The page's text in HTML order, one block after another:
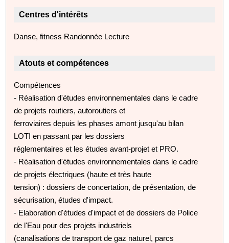
Centres d'intérêts
Danse, fitness Randonnée Lecture
Atouts et compétences
Compétences
- Réalisation d'études environnementales dans le cadre
de projets routiers, autoroutiers et
ferroviaires depuis les phases amont jusqu'au bilan
LOTI en passant par les dossiers
réglementaires et les études avant-projet et PRO.
- Réalisation d'études environnementales dans le cadre
de projets électriques (haute et très haute
tension) : dossiers de concertation, de présentation, de
sécurisation, études d'impact.
- Elaboration d'études d'impact et de dossiers de Police
de l'Eau pour des projets industriels
(canalisations de transport de gaz naturel, parcs